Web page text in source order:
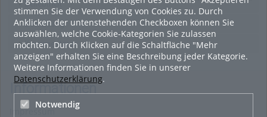
stimmen Sie der Verwendung von Cookies zu. Durch
Anklicken der untenstehenden Checkboxen können Sie
auswählen, welche Cookie-Kategorien Sie zulassen
möchten. Durch Klicken auf die Schaltfläche "Mehr
anzeigen" erhalten Sie eine Beschreibung jeder Kategorie.
Weitere Informationen finden Sie in unserer
Datenschutzerklärung.
Notwendig
Beliebtheit
Bewertung
Kommentare
Informationen
Impressum